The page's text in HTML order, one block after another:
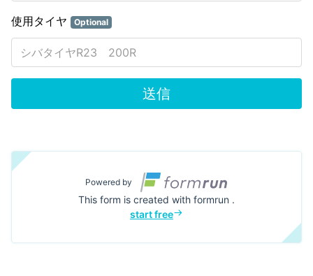
使用タイヤ Optional
送信
Powered by
This form is created with formrun .
start free